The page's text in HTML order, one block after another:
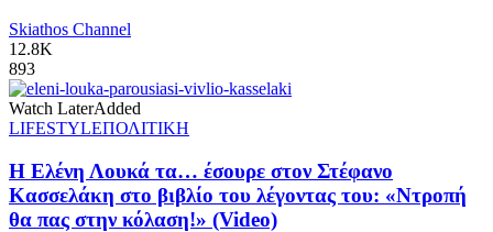
Skiathos Channel
12.8K
893
Watch LaterAdded
LIFESTYLEΠΟΛΙΤΙΚΗ
Η Ελένη Λουκά τα… έσουρε στον Στέφανο
Κασσελάκη στο βιβλίο του λέγοντας του: «Ντροπή
θα πας στην κόλαση!» (Video)